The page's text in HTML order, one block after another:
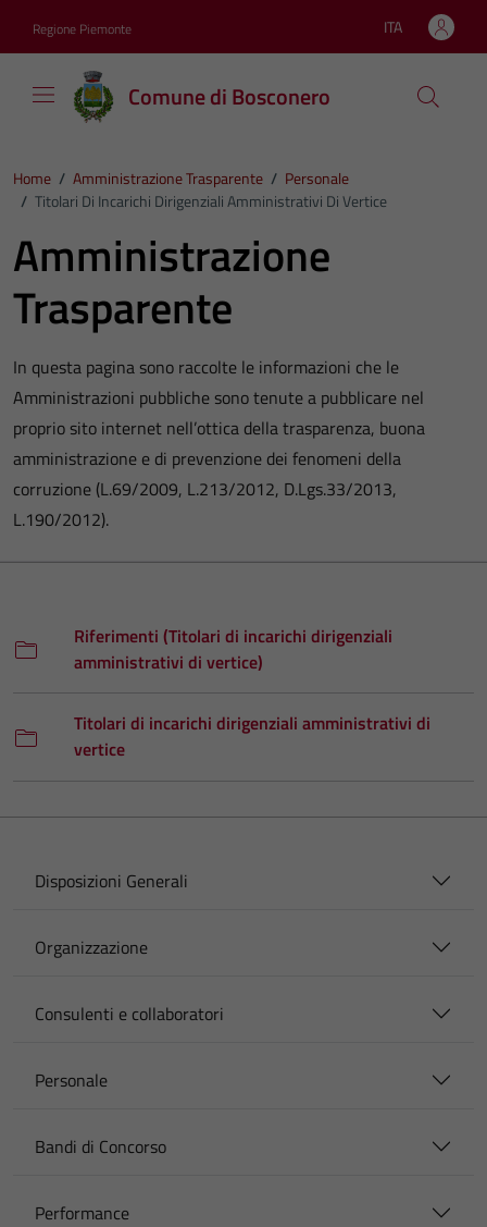
Regione Piemonte Lingua attiva:
ITA
Comune di Bosconero
Home / Amministrazione Trasparente / Personale
/ Titolari Di Incarichi Dirigenziali Amministrativi Di Vertice
Amministrazione
Trasparente
In questa pagina sono raccolte le informazioni che le
Amministrazioni pubbliche sono tenute a pubblicare nel
proprio sito internet nell’ottica della trasparenza, buona
amministrazione e di prevenzione dei fenomeni della
corruzione (L.69/2009, L.213/2012, D.Lgs.33/2013,
L.190/2012).
Riferimenti (Titolari di incarichi dirigenziali
amministrativi di vertice)
Titolari di incarichi dirigenziali amministrativi di
vertice
Disposizioni Generali
Organizzazione
Consulenti e collaboratori
Personale
Bandi di Concorso
Performance